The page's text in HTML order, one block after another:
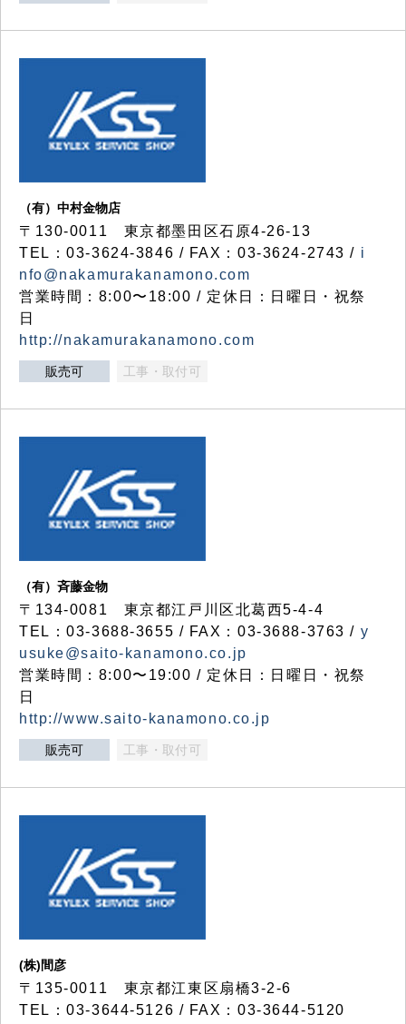
（有）中村金物店
〒130-0011 東京都墨田区石原4-26-13
TEL：03-3624-3846 / FAX：03-3624-2743 / i
nfo@nakamurakanamono.com
営業時間：8:00〜18:00 / 定休日：日曜日・祝祭
日
http://nakamurakanamono.com
販売可 工事・取付可
（有）斉藤金物
〒134-0081 東京都江戸川区北葛西5-4-4
TEL：03-3688-3655 / FAX：03-3688-3763 / y
usuke@saito-kanamono.co.jp
営業時間：8:00〜19:00 / 定休日：日曜日・祝祭
日
http://www.saito-kanamono.co.jp
販売可 工事・取付可
(株)間彦
〒135-0011 東京都江東区扇橋3-2-6
TEL：03-3644-5126 / FAX：03-3644-5120